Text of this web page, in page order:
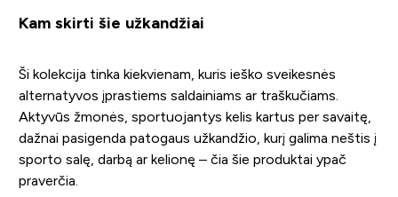
Kam skirti šie užkandžiai
Ši kolekcija tinka kiekvienam, kuris ieško sveikesnės
alternatyvos įprastiems saldainiams ar traškučiams.
Aktyvūs žmonės, sportuojantys kelis kartus per savaitę,
dažnai pasigenda patogaus užkandžio, kurį galima neštis į
sporto salę, darbą ar kelionę – čia šie produktai ypač
praverčia.